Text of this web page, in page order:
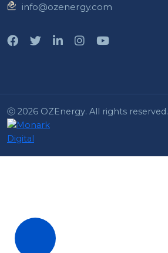
info@ozenergy.com
ⓒ 2026 OZEnergy. All rights reserved.